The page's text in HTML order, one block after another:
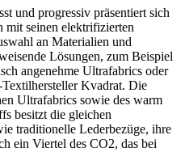
und progressiv präsentiert sich
mit seinen elektrifizierten
an Materialien und
Lösungen, zum Beispiel
angenehme Ultrafabrics oder
Kvadrat. Die
Ultrafabrics sowie des warm
besitzt die gleichen
traditionelle Lederbezüge, ihre
ein Viertel des CO2, das bei